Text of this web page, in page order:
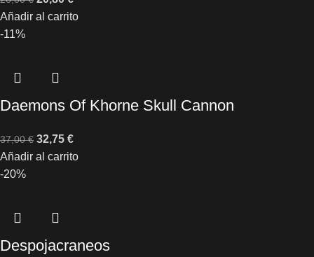
Añadir al carrito
-11%
Daemons Of Khorne Skull Cannon
37,00€ 32,75 €
Añadir al carrito
-20%
Despojacraneos